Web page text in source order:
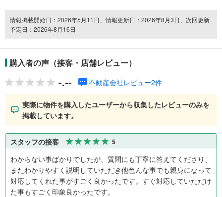
情報掲載開始日：2026年5月11日、情報更新日：2026年8月3日、次回更新
予定日：2026年8月16日
購入者の声（接客・店舗レビュー）
-.-- 不動産会社レビュー2件
実際に物件を購入したユーザーから収集したレビューのみを
掲載しています。
スタッフの接客 5
わからない事ばかりでしたが、質問にも丁寧に答えてくださり、
またわかりやすく説明していただき他色んな事でも親身になって
対応してくれた事がすごく良かったです。すぐ対応していただけ
た事もすごく印象良かったです。